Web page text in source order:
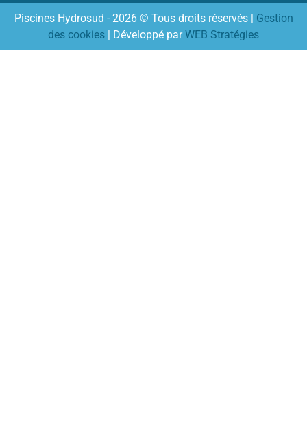
Piscines Hydrosud - 2026 © Tous droits réservés | Gestion
des cookies | Développé parWEB Stratégies